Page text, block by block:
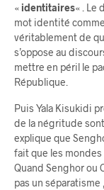
« identitaires« . Le
mot identité
véritablement de
s’oppose au
mettre en péril le
République.
Puis Yala Kisukidi
de la négritude
explique que
fait que les mondes
Quand Senghor ou
pas un